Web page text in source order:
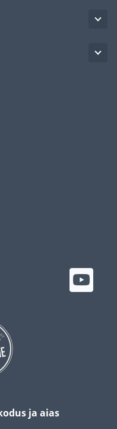
ja aias